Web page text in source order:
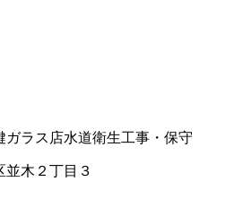
ガラス店水道衛生工事・保守
並木２丁目３